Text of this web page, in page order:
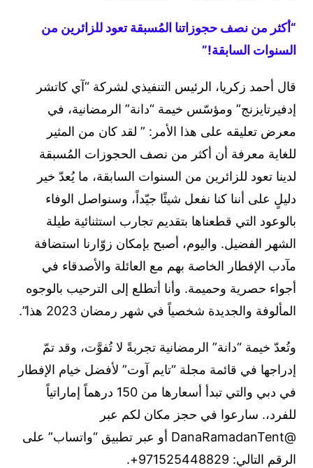
“أكثر من نصف حجوزاتنا المُسبقة تعود للزائرين من
السنوات السابقة!”
قال أحمد زكريا، الرئيس التنفيذي لشركة “آي كاتشر
إدفيرتايزنج” ومؤسّس خيمة “دانة” الرمضانية، في
معرض تعليقه على هذا الأمر: ” لقد كان من المثير
للغاية معرفة أن أكثر من نصف الحجوزات المُسبقة
لدينا تعود للزائرين من السنوات السابقة، ما يُعدّ خير
دليلٍ على أننا كنا نفعل شيئًا جيّداً، وسنواصل الوفاء
بالوعود التي قطعناها بتقديم تجارب استثنائية طيلة
الشهر الفضيل. واليوم، أصبح بإمكان زوّارنا استضافة
مآدب الإفطار الخاصة بهم مع العائلة والأصدقاء في
أجواء حصرية وحميمة. وأنا أتطلع إلى الترحيب بالوجوه
المألوفة والجديدة شخصياً في شهر رمضان 2023 هذا”.
وتُعدّ خيمة “دانة” الرمضانية تجربةً لا تُفوَّت، وقد تمّ
إدراجها في قائمة مجلة “تايم آوت” لأفضل خيام الإفطار
في دبي والتي تبدأ أسعارها من 150 درهماً إماراتياً
للفرد،. سارعوا في حجز مكان لكم عبر
@DanaRamadanTent أو عبر تطبيق “واتساب” على
الرقم التالي: 971525448829+.